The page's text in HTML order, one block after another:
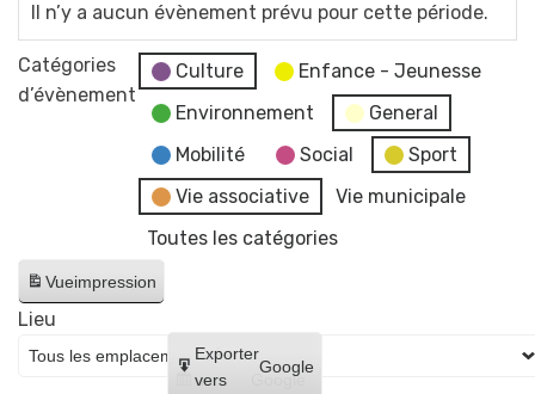
Il n’y a aucun évènement prévu pour cette période.
Catégories
d’évènement
Culture
Enfance - Jeunesse
Environnement
General
Mobilité
Social
Sport
Vie associative
Vie municipale
Toutes les catégories
Vueimpression
Créer
un
Google
Exporter
vers
Google
Lieu